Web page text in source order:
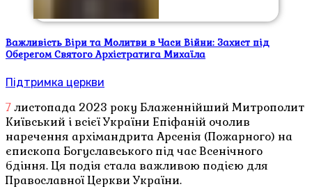
Важливість Віри та Молитви в Часи Війни: Захист під
Оберегом Святого Архістратига Михаїла
Підтримка церкви
7 листопада 2023 року Блаженнійший Митрополит
Київський і всієї України Епіфаній очолив
наречення архімандрита Арсенія (Пожарного) на
єпископа Богуславського під час Всенічного
бдіння. Ця подія стала важливою подією для
Православної Церкви України.